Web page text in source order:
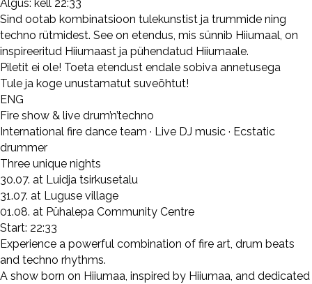
Algus: kell 22:33
Sind ootab kombinatsioon tulekunstist ja trummide ning
techno rütmidest. See on etendus, mis sünnib Hiiumaal, on
inspireeritud Hiiumaast ja pühendatud Hiiumaale.
Piletit ei ole! Toeta etendust endale sobiva annetusega
Tule ja koge unustamatut suveõhtut!
ENG
Fire show & live drum’n’techno
International fire dance team · Live DJ music · Ecstatic
drummer
Three unique nights
30.07. at Luidja tsirkusetalu
31.07. at Luguse village
01.08. at Pühalepa Community Centre
Start: 22:33
Experience a powerful combination of fire art, drum beats
and techno rhythms.
A show born on Hiiumaa, inspired by Hiiumaa, and dedicated